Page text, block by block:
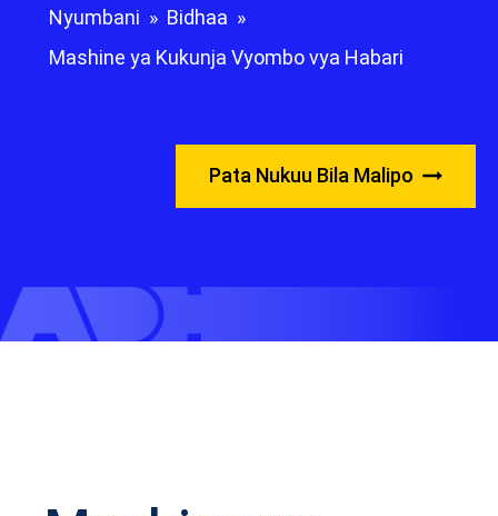
Nyumbani » Bidhaa »
Mashine ya Kukunja Vyombo vya Habari
Pata Nukuu Bila Malipo